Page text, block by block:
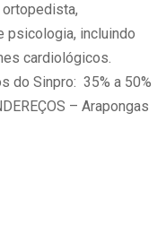
psicologia, incluindo
cardiológicos.
do Sinpro: 35% a 50%
– Arapongas